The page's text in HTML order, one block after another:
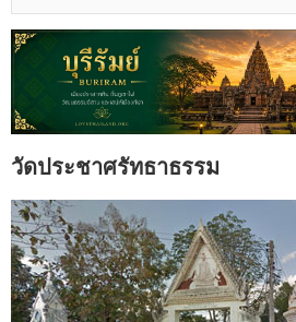
วัดประชาศรัทธาธรรม